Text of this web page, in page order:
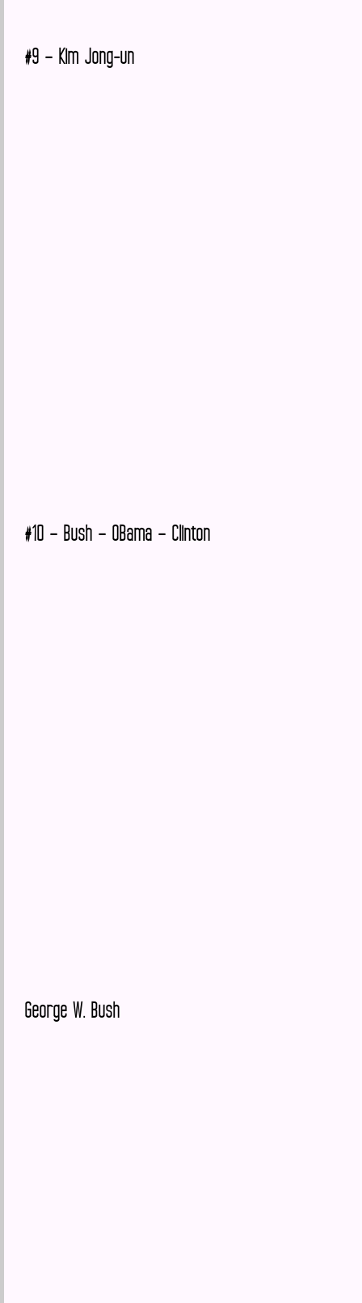
#9 – Kim Jong-un
#10 – Bush – OBama – Clinton
George W. Bush